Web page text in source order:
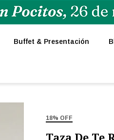
Buffet & Presentación
18% OFF
Taza De Te